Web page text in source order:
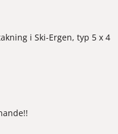
i Ski-Ergen, typ 5 x 4